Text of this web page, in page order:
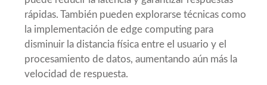
rápidas. También pueden explorarse técnicas como
la implementación de edge computing para
disminuir la distancia física entre el usuario y el
procesamiento de datos, aumentando aún más la
velocidad de respuesta.